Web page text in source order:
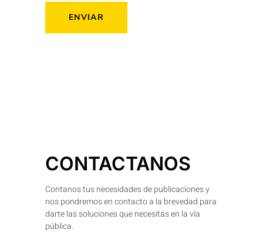
CONTACTANOS
Contanos tus necesidades de publicaciones y
nos pondremos en contacto a la brevedad para
darte las soluciones que necesitás en la vía
pública.